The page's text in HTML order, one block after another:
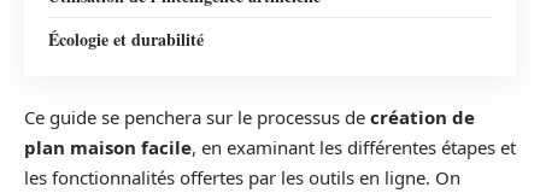
Écologie et durabilité
Ce guide se penchera sur le processus de création de
plan maison facile, en examinant les différentes étapes et
les fonctionnalités offertes par les outils en ligne. On